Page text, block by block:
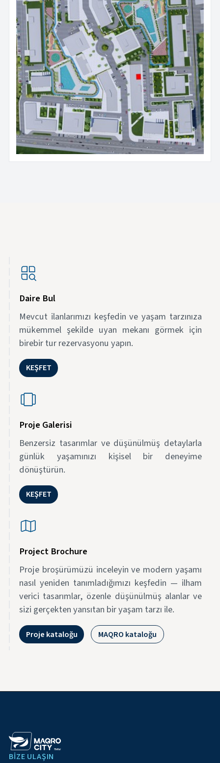
Daire Bul
Mevcut ilanlarımızı keşfedin ve yaşam tarzınıza
mükemmel şekilde uyan mekanı görmek için
birebir tur rezervasyonu yapın.
KEŞFET
Proje Galerisi
Benzersiz tasarımlar ve düşünülmüş detaylarla
günlük yaşamınızı kişisel bir deneyime
dönüştürün.
KEŞFET
Project Brochure
Proje broşürümüzü inceleyin ve modern yaşamı
nasıl yeniden tanımladığımızı keşfedin — ilham
verici tasarımlar, özenle düşünülmüş alanlar ve
sizi gerçekten yansıtan bir yaşam tarzı ile.
Proje kataloğu MAQRO kataloğu
BIZE ULAŞIN